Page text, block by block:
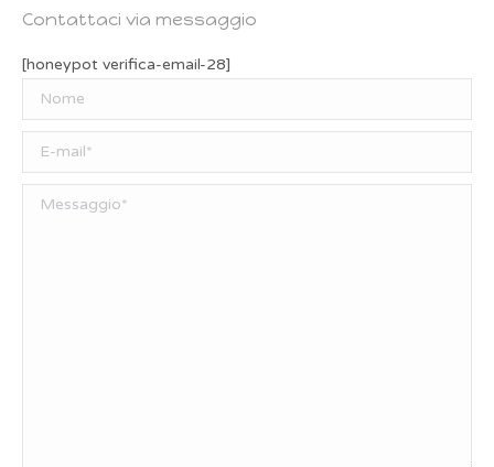
Contattaci via messaggio
[honeypot verifica-email-28]